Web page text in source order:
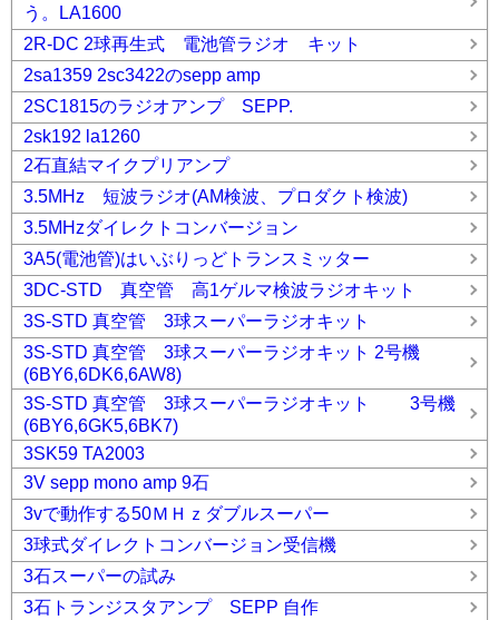
う。LA1600
2R-DC 2球再生式 電池管ラジオ キット
2sa1359 2sc3422のsepp amp
2SC1815のラジオアンプ SEPP.
2sk192 la1260
2石直結マイクプリアンプ
3.5MHz 短波ラジオ(AM検波、プロダクト検波)
3.5MHzダイレクトコンバージョン
3A5(電池管)はいぶりっどトランスミッター
3DC-STD 真空管 高1ゲルマ検波ラジオキット
3S-STD 真空管 3球スーパーラジオキット
3S-STD 真空管 3球スーパーラジオキット 2号機
(6BY6,6DK6,6AW8)
3S-STD 真空管 3球スーパーラジオキット 3号機
(6BY6,6GK5,6BK7)
3SK59 TA2003
3V sepp mono amp 9石
3vで動作する50ＭＨｚダブルスーパー
3球式ダイレクトコンバージョン受信機
3石スーパーの試み
3石トランジスタアンプ SEPP 自作